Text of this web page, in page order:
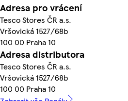
Adresa pro vrácení
Tesco Stores ČR a.s.
Vršovická 1527/68b
100 00 Praha 10
Adresa distributora
Tesco Stores ČR a.s.
Vršovická 1527/68b
100 00 Praha 10